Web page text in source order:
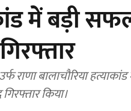
में बड़ी
राणा बालाचौरिया
किया।